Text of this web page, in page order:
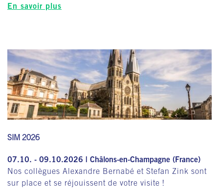
En savoir plus
SIM 2026
07.10. - 09.10.2026 | Châlons-en-Champagne (France)
Nos collègues Alexandre Bernabé et Stefan Zink sont
sur place et se réjouissent de votre visite !